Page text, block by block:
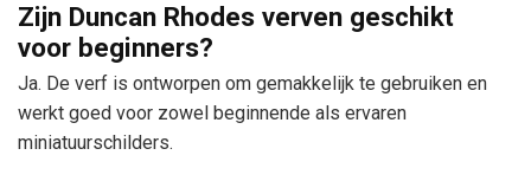
Zijn Duncan Rhodes verven geschikt
voor beginners?
Ja. De verf is ontworpen om gemakkelijk te gebruiken en
werkt goed voor zowel beginnende als ervaren
miniatuurschilders.